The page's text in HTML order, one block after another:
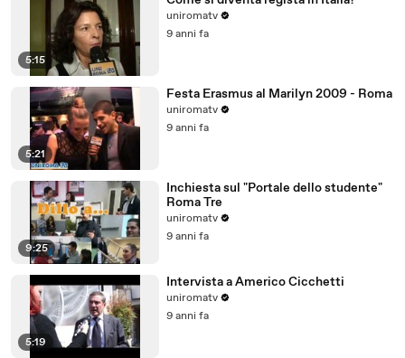
5:15
uniromatv
9 anni fa
5:21
Festa Erasmus al Marilyn 2009 - Roma
uniromatv
9 anni fa
9:25
Inchiesta sul "Portale dello studente"
Roma Tre
uniromatv
9 anni fa
5:19
Intervista a Americo Cicchetti
uniromatv
9 anni fa